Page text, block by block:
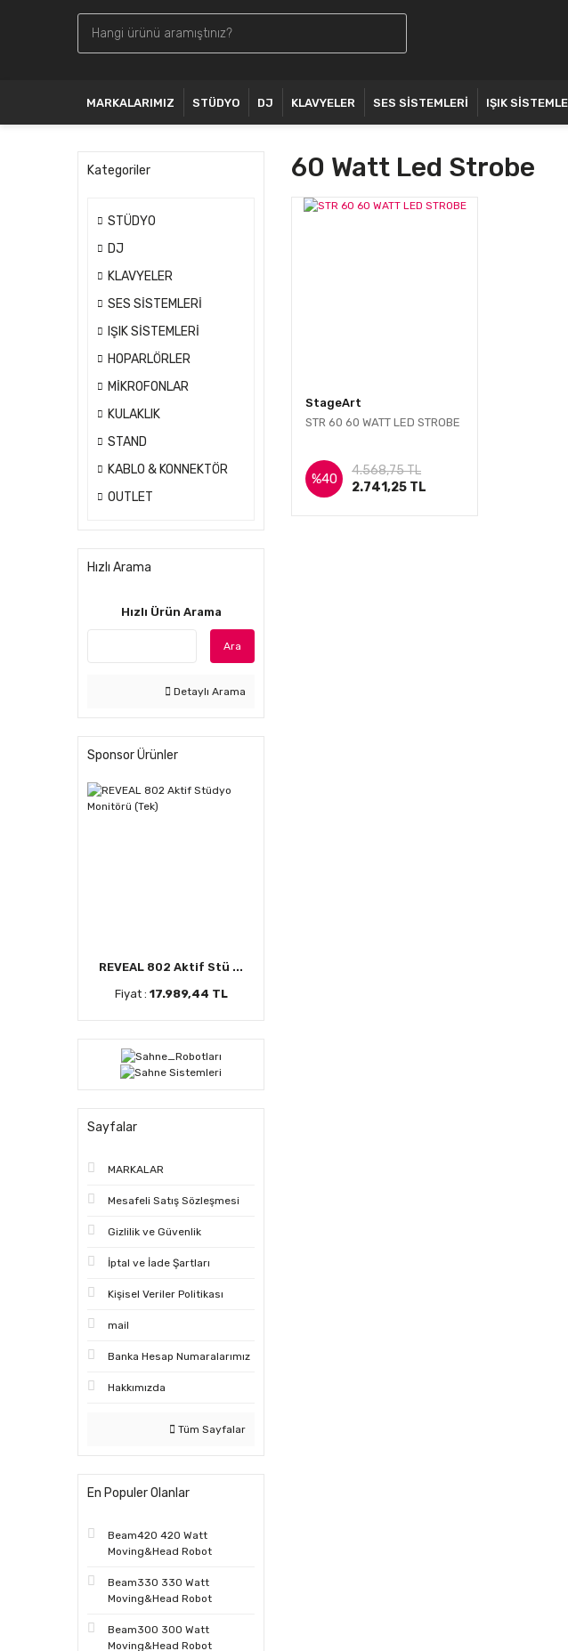
MARKALARIMIZ STÜDYO DJ KLAVYELER SES SİSTEMLERİ IŞIK
Kategoriler
STÜDYO
DJ
KLAVYELER
SES SİSTEMLERİ
IŞIK SİSTEMLERİ
HOPARLÖRLER
MİKROFONLAR
KULAKLIK
STAND
KABLO & KONNEKTÖR
OUTLET
Hızlı Arama
Hızlı Ürün Arama
Ara
Detaylı Arama
Sponsor Ürünler
REVEAL 802 Aktif Stü ...
Fiyat : 17.989,44 TL
Sayfalar
MARKALAR
Mesafeli Satış Sözleşmesi
Gizlilik ve Güvenlik
İptal ve İade Şartları
Kişisel Veriler Politikası
mail
Banka Hesap Numaralarımız
Hakkımızda
Tüm Sayfalar
En Populer Olanlar
Beam420 420 Watt
Moving&Head Robot
Beam330 330 Watt
Moving&Head Robot
Beam300 300 Watt
Moving&Head Robot
60 Watt Led Strobe
StageArt
STR 60 60 WATT LED STROBE
%40
4.568,75 TL
2.741,25 TL